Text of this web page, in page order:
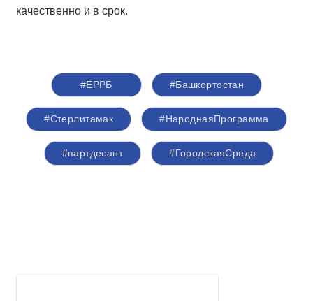
качественно и в срок.
#ЕРРБ #Башкортостан
#Стерлитамак #НароднаяПрограмма
#партдесант #ГородскаяСреда